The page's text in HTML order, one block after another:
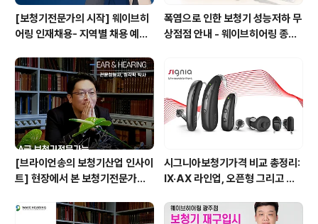
[보청기전문가의 시작] 웨이브히
어링 인재채용- 지역별 채용 예정
시 채용으로 진행!
폭염으로 인한 보청기 성능저하 무
상점점 안내 - 웨이브히어링 종로
[브라이언송의 보청기산업 인사이
트] 현장에서 본 보청기전문가의
청기전문가는 어떻게 만들어지는
시그니아보청기가격 비교 총정리:
IX·AX 라인업, 오픈형 그리고 귓
브히어링 부산직영점